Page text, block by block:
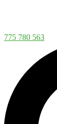
775 780 563